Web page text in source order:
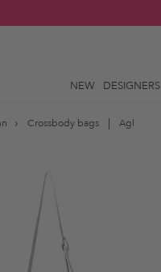
NEW DESIGNERS
Crossbody bags Agl